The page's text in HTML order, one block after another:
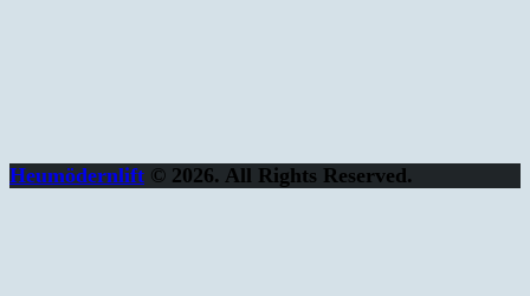
Heumödernlift © 2026. All Rights Reserved.